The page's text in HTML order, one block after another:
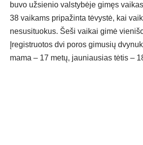
buvo užsienio valstybėje gimęs
38 vaikams pripažinta tėvystė, kai
nesusituokus. Šeši vaikai gimė
Įregistruotos dvi poros gimusių
mama – 17 metų, jauniausias tėtis –